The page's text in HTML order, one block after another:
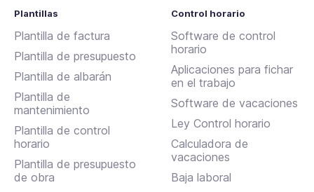
Plantillas
Plantilla de factura
Plantilla de presupuesto
Plantilla de albarán
Plantilla de
mantenimiento
Plantilla de control
horario
Plantilla de presupuesto
de obra
Control horario
Software de control
horario
Aplicaciones para fichar
en el trabajo
Software de vacaciones
Ley Control horario
Calculadora de
vacaciones
Baja laboral